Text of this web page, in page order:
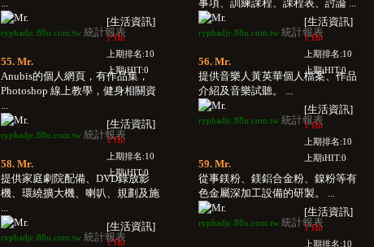
...
[生活資訊]
1 Hit
上期排名:10
上期iHIT:0
ryphadjc.88u.com.tw 統計報表
事項、訓練課程、課程表、討論 ...
[生活資訊]
1 Hit
上期排名:10
上期iHIT:0
ryphadjc.88u.com.tw 統計報表
55. Mr.
Anubis的個人網頁，有作品集，
Photoshop 線上教學，健身相關資
...
[生活資訊]
1 Hit
上期排名:10
上期iHIT:0
ryphadjc.88u.com.tw 統計報表
56. Mr.
提供音樂人黃英華個人檔案、作品
介紹及音樂試聽。 ...
[生活資訊]
1 Hit
上期排名:10
上期iHIT:0
ryphadjc.88u.com.tw 統計報表
58. Mr.
提供家庭劇院配備、DVD錄放影
機、環繞擴大機、喇叭、規劃及施
...
[生活資訊]
1 Hit
ryphadjc.88u.com.tw 統計報表
59. Mr.
從事鎂粉、鎂鋁合金粉、鎳粉等有
色金屬深加工設備的研製。 ...
[生活資訊]
1 Hit
上期排名:10
ryphadjc.88u.com.tw 統計報表